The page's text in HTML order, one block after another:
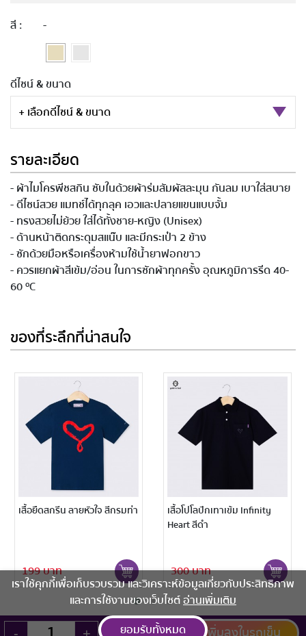
สี : -
ดีไซน์ & ขนาด
+ เลือกดีไซน์ & ขนาด
รายละเอียด
- ผ้าไมโครพีชสกิน ซับในด้วยผ้าร่มสัมผัสละมุน กันลม เบาใส่สบาย
- ดีไซน์สวย แมทช์ได้ทุกลุค เอวและปลายแขนแบบจั้ม
- ทรงสวยไม่ย้วย ใส่ได้ทั้งชาย-หญิง (Unisex)
- ด้านหน้าติดกระดุมสแน๊บ และมีกระเป๋า 2 ข้าง
- ซักด้วยมือหรือเครื่องห้ามใช้น้ำยาฟอกขาว
- ควรแยกผ้าสีเข้ม/อ่อน ในการซักผ้าทุกครั้ง อุณหภูมิการรีด 40-
60 ºC
ของที่ระลึกที่น่าสนใจ
ใจ สีกรมท่า
เสื้อโปโลปักเทาเข้ม Infinity
300 บาท
เสื้อยืดสกรีนลายหัว
199 บาท
เราใช้คุกกี้เพื่อเก็บรวบรวม และวิเคราะห์ข้อมูลเกี่ยวกับประสิทธิภาพ
และการใช้งานของเว็บไซต์อ่านเพิ่มเติม
ยอมรับทั้งหมด